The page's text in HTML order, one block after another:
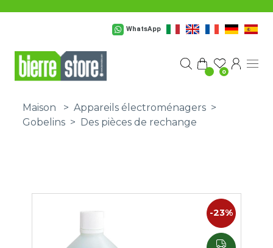
WhatsApp
0
Maison > Appareils électroménagers >
Gobelins > Des pièces de rechange
-23%